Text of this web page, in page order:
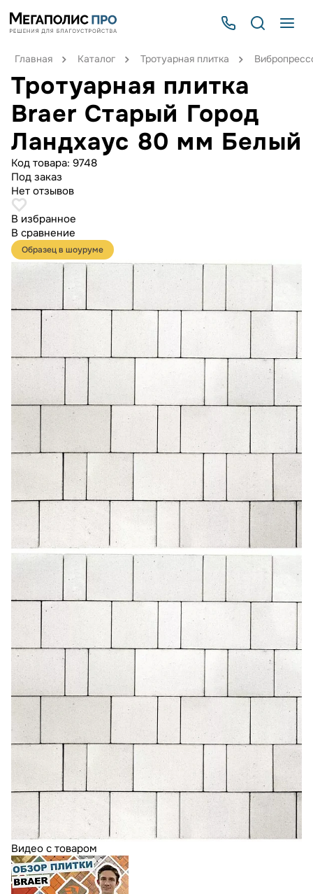
Главная Каталог Тротуарная плитка
Тротуарная плитка
Braer Старый Город
Ландхаус 80 мм Белый
Код товара: 9748
Под заказ
Нет отзывов
В избранное
В сравнение
Образец в шоуруме
Видео с товаром